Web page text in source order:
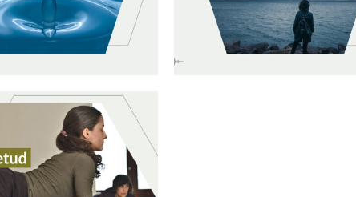
individuales de